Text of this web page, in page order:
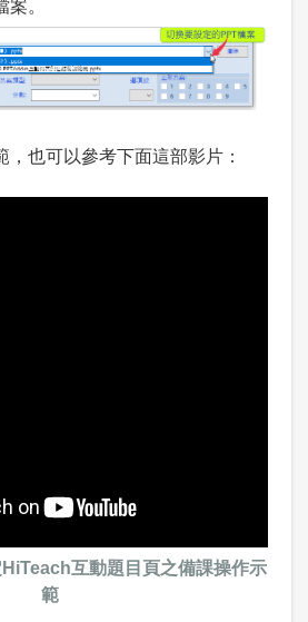
。
，也可以參考下面這部影片：
互動題目頁之備課操作示
範